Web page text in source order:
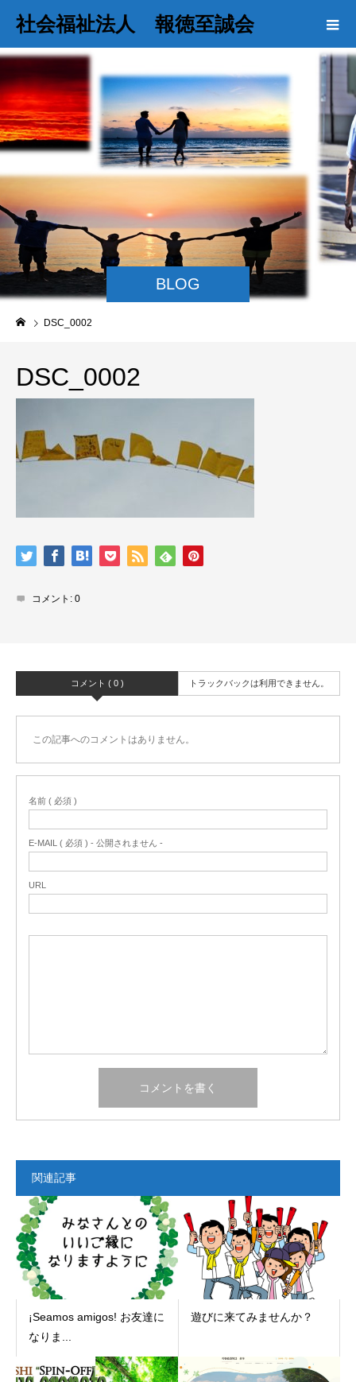
社会福祉法人 報徳至誠会
BLOG
DSC_0002
DSC_0002
コメント: 0
コメント ( 0 ) トラックバックは利用できません。
この記事へのコメントはありません。
名前 ( 必須 )
E-MAIL ( 必須 ) - 公開されません -
URL
関連記事
¡Seamos amigos! お友達に
なりま...
遊びに来てみませんか？